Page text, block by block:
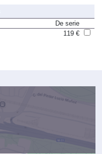
De serie
119 €